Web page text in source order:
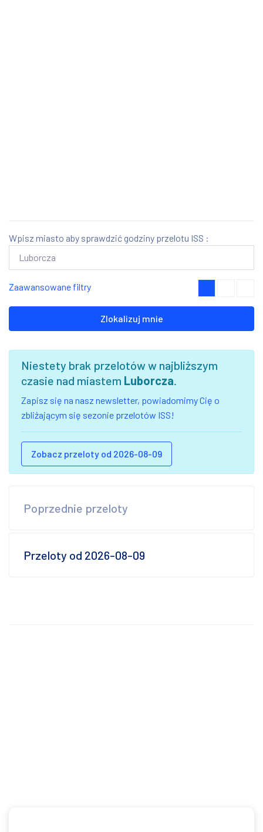
Wpisz miasto aby sprawdzić godziny przelotu ISS :
Zaawansowane filtry
Zlokalizuj mnie
Niestety brak przelotów w najbliższym
czasie nad miastem Luborcza.
Zapisz się na nasz newsletter, powiadomimy Cię o
zbliżającym się sezonie przelotów ISS!
Zobacz przeloty od 2026-08-09
Poprzednie przeloty
Przeloty od 2026-08-09